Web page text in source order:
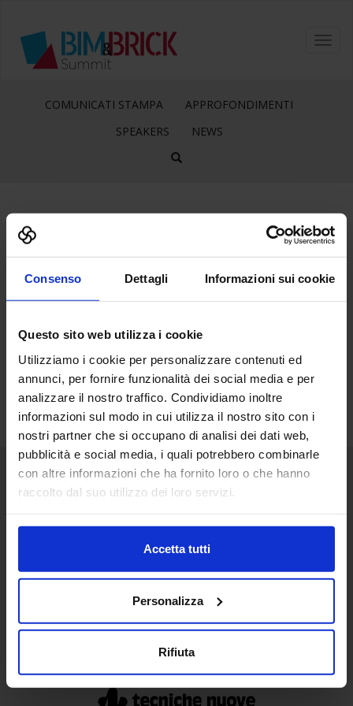
Consenso Dettagli Informazioni sui cookie
Questo sito web utilizza i cookie
Utilizziamo i cookie per personalizzare contenuti ed
annunci, per fornire funzionalità dei social media e per
analizzare il nostro traffico. Condividiamo inoltre
informazioni sul modo in cui utilizza il nostro sito con i
nostri partner che si occupano di analisi dei dati web,
pubblicità e social media, i quali potrebbero combinarle
con altre informazioni che ha fornito loro o che hanno
raccolto dal suo utilizzo dei loro servizi.
Accetta tutti
Personalizza
Rifiuta
COMUNICATI STAMPA
APPROFONDIMENTI
SPEAKERS
NEWS
DIGITAL&BIM
Senaf srl
+ 39 02.332039460
Progetto e direzione